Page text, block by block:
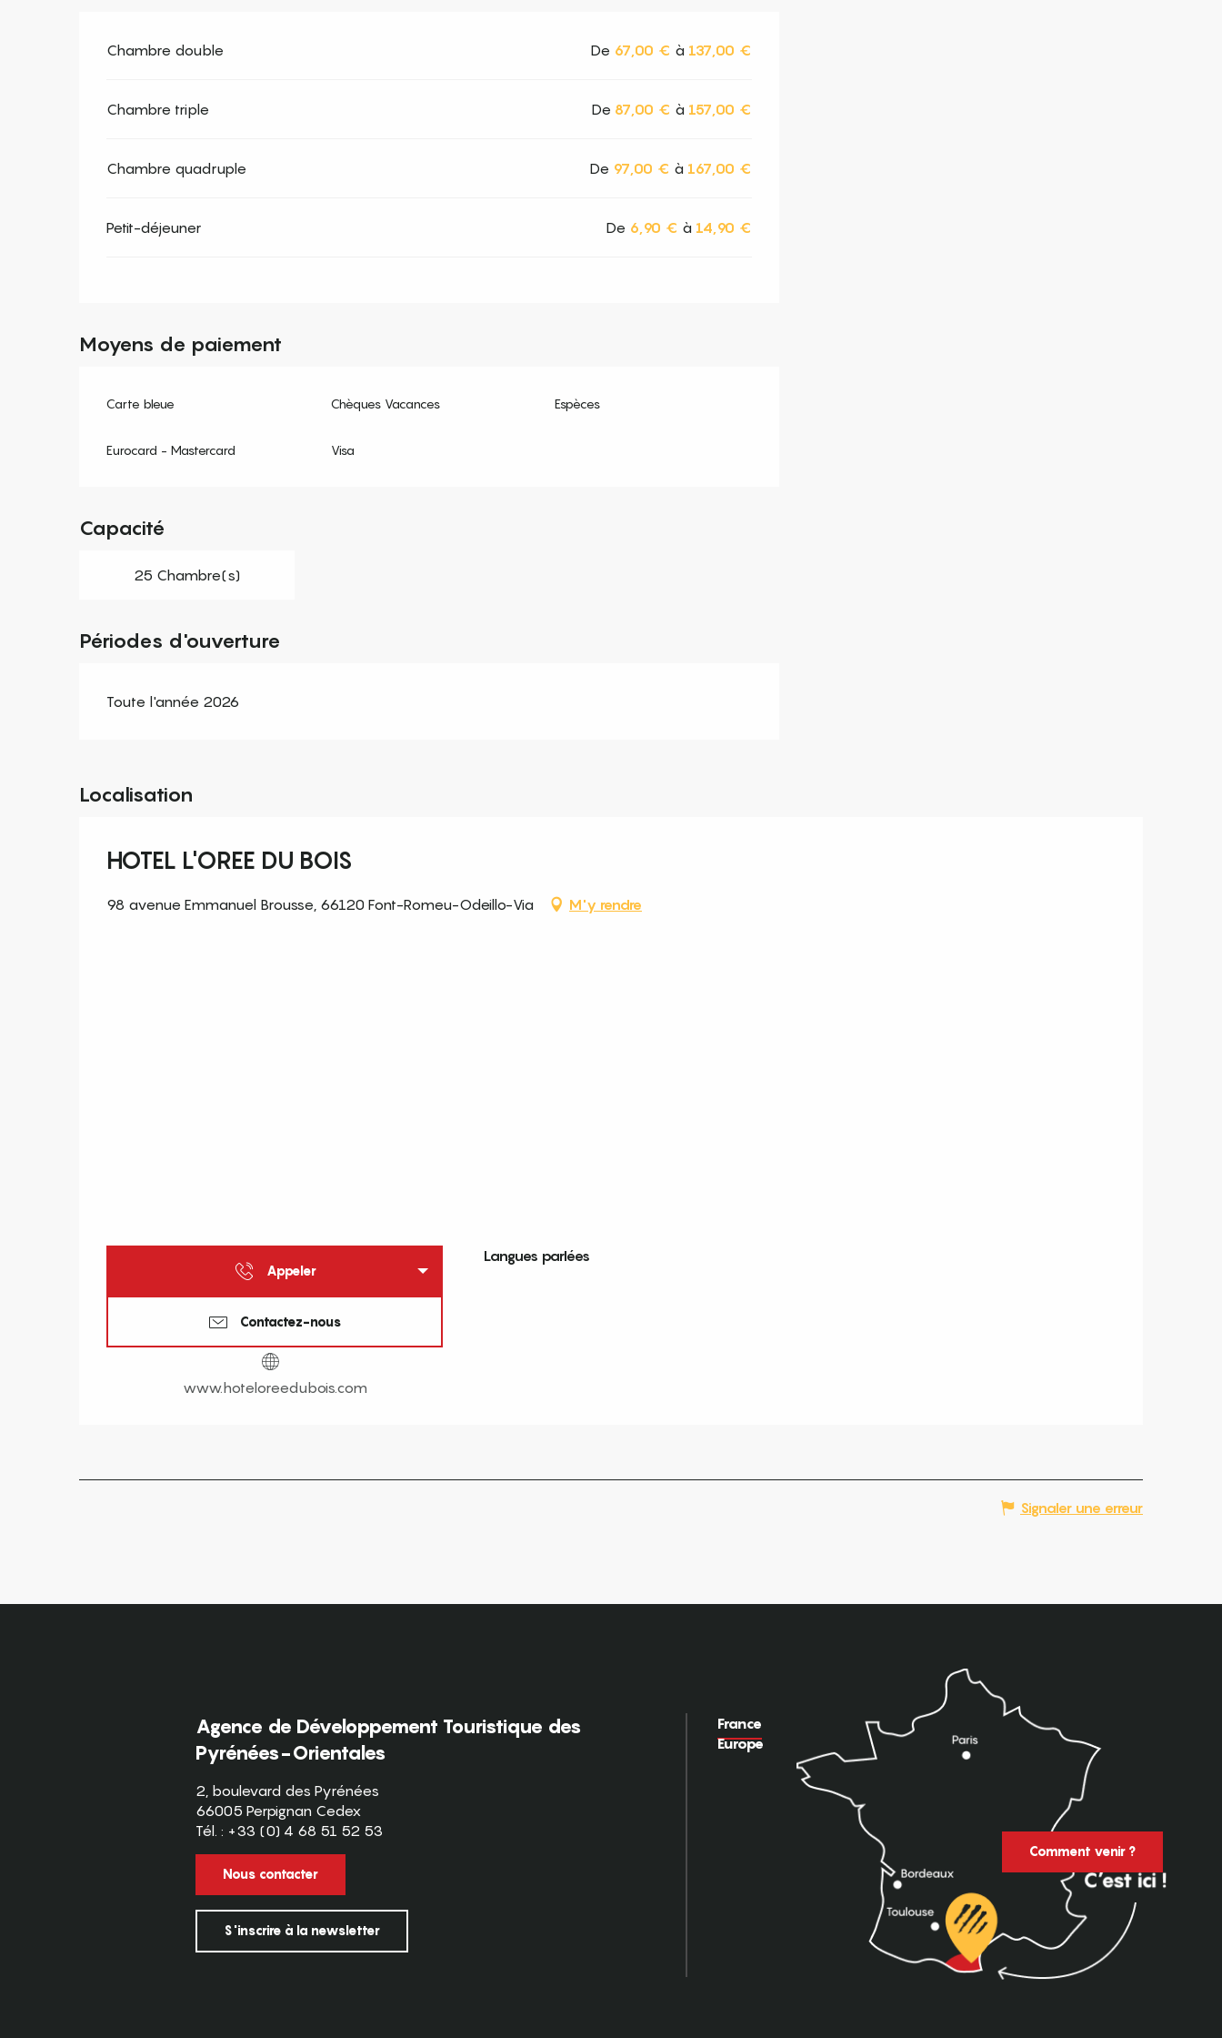
Chambre double De 67,00 € à 137,00 €
Chambre triple De 87,00 € à 157,00 €
Chambre quadruple De 97,00 € à 167,00 €
Petit-déjeuner De 6,90 € à 14,90 €
Moyens de paiement
Carte bleue Chèques Vacances Espèces
Eurocard - Mastercard Visa
Capacité
25 Chambre(s)
Périodes d'ouverture
Toute l'année 2026
Localisation
HOTEL L'OREE DU BOIS
98 avenue Emmanuel Brousse, 66120 Font-Romeu-Odeillo-Via M'y rendre
Appeler
Contactez-nous
www.hoteloreedubois.com
Langues parlées
Langues parlées
Signaler une erreur
Agence de Développement Touristique des
Pyrénées-Orientales
2, boulevard des Pyrénées
66005 Perpignan Cedex
Tél. : +33 (0) 4 68 51 52 53
Nous contacter
S'inscrire à la newsletter
France
Europe
Comment venir ?